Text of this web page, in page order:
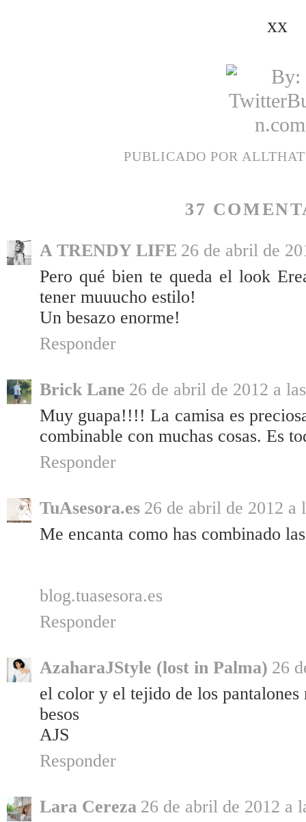
xx
PUBLICADO POR
37
A TRENDY LIFE 26 de abril de
Pero qué bien te queda el look
tener muuucho estilo!
Un besazo enorme!
Responder
Brick Lane 26 de abril de 2012 a
Muy guapa!!!! La camisa es
combinable con muchas cosas. Es
Responder
TuAsesora.es 26 de abril de 2012 a
Me encanta como has combinado
blog.tuasesora.es
Responder
AzaharaJStyle (lost in Palma) 26
el color y el tejido de los pantalones
besos
AJS
Responder
Lara Cereza 26 de abril de 2012 a